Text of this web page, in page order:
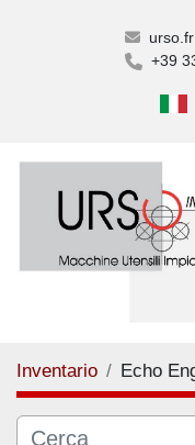
+39
Inventario Echo